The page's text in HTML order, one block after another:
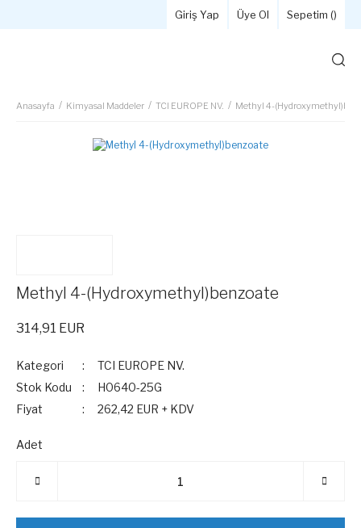
Giriş Yap Üye Ol Sepetim ()
Anasayfa Kimyasal Maddeler TCI EUROPE NV. Methyl 4-
Methyl 4-(Hydroxymethyl)benzoate
314,91 EUR
Kategori
TCI EUROPE NV.
Stok Kodu
H0640-25G
Fiyat
262,42 EUR + KDV
Adet